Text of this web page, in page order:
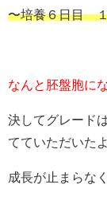
〜培養６日目
なんと胚盤胞に
決してグレード
てていただいた
成長が止まらな